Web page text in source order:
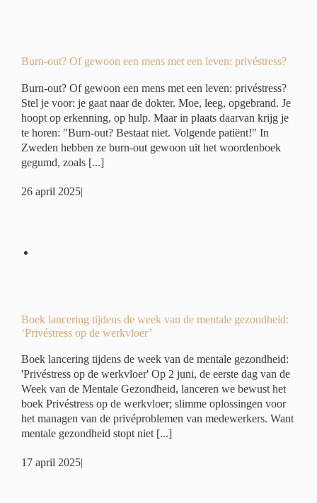
Burn-out? Of gewoon een mens met een leven: privéstress?
Burn-out? Of gewoon een mens met een leven: privéstress?
Stel je voor: je gaat naar de dokter. Moe, leeg, opgebrand. Je
hoopt op erkenning, op hulp. Maar in plaats daarvan krijg je
te horen: "Burn-out? Bestaat niet. Volgende patiënt!" In
Zweden hebben ze burn-out gewoon uit het woordenboek
gegumd, zoals [...]
26 april 2025|
Boek lancering tijdens de week van de mentale gezondheid:
‘Privéstress op de werkvloer’
Boek lancering tijdens de week van de mentale gezondheid:
'Privéstress op de werkvloer' Op 2 juni, de eerste dag van de
Week van de Mentale Gezondheid, lanceren we bewust het
boek Privéstress op de werkvloer; slimme oplossingen voor
het managen van de privéproblemen van medewerkers. Want
mentale gezondheid stopt niet [...]
17 april 2025|